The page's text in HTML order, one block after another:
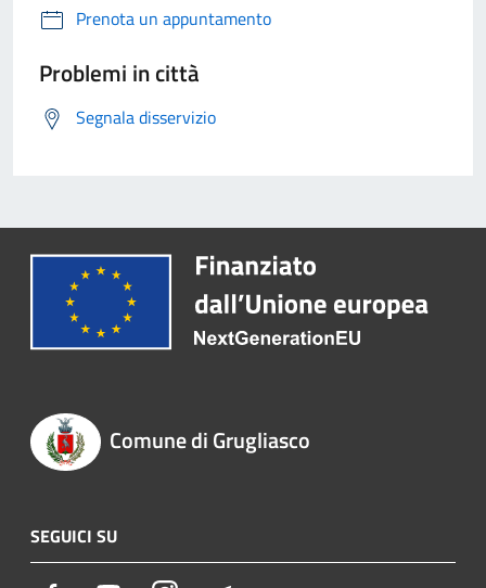
Prenota un appuntamento
Problemi in città
Segnala disservizio
Comune di Grugliasco
SEGUICI SU